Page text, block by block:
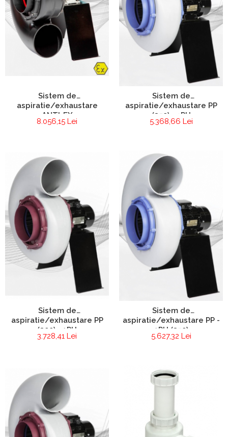
Chiuvete
Mobilier medical
Transport
Uscatoare de sticlarie
Ventilatie / Exhaustare
Dulapuri De Laborator/Corpuri
Dulapuri de reactivi
Dulapuri la sol
Dulapuri under-bench mobile
Sistem de
aspiratie/exhaustare
ANTI-EX
8.056,15 Lei
Sistem de
aspiratie/exhaustare PP
(250) - 3PH
5.368,66 Lei
Sistem de
aspiratie/exhaustare PP
(200) - 1PH
3.728,41 Lei
Sistem de
aspiratie/exhaustare PP -
1PH (250)
5.627,32 Lei